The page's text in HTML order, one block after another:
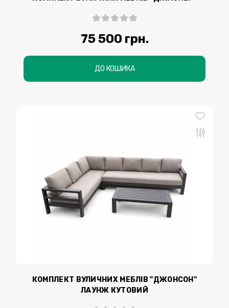
75 500 грн.
ДО КОШИКА
КОМПЛЕКТ ВУЛИЧНИХ МЕБЛІВ "ДЖОНСОН"
ЛАУНЖ КУТОВИЙ